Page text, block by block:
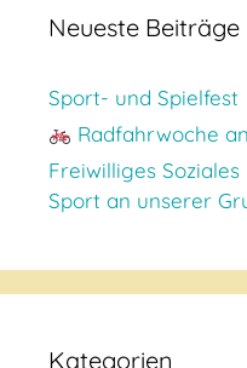
Neueste Beiträge
Sport- und Spielfest
Radfahrwoche
Freiwilliges
Sport an unserer
Kategorien